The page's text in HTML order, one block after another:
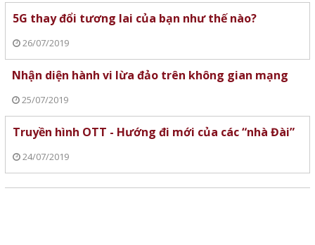
5G thay đổi tương lai của bạn như thế nào?
26/07/2019
Nhận diện hành vi lừa đảo trên không gian mạng
25/07/2019
Truyền hình OTT - Hướng đi mới của các “nhà Đài”
24/07/2019